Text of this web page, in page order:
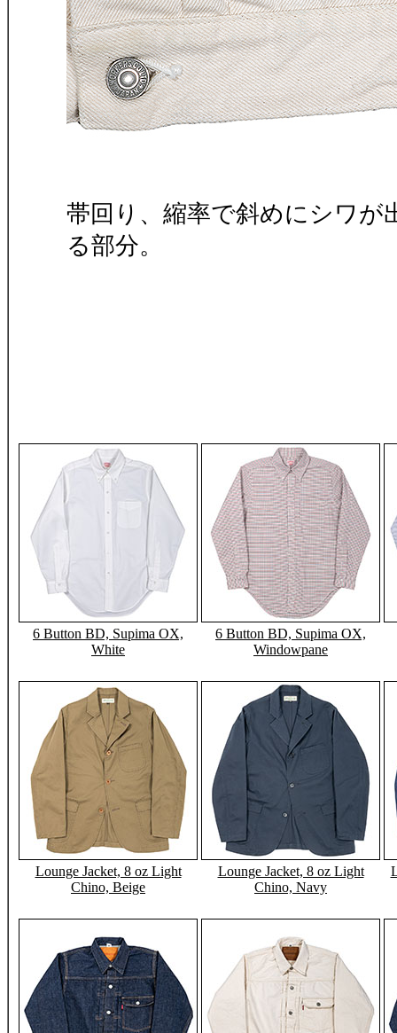
帯回り、縮率で斜めにシワが
る部分。
6 Button BD, Supima OX,
White
6 Button BD, Supima OX,
Windowpane
Lounge Jacket, 8 oz Light
Chino, Beige
Lounge Jacket, 8 oz Light
Chino, Navy